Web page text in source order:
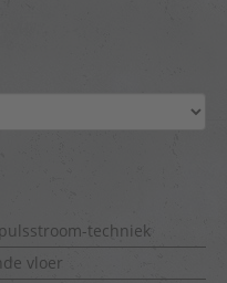
techniek
vloer